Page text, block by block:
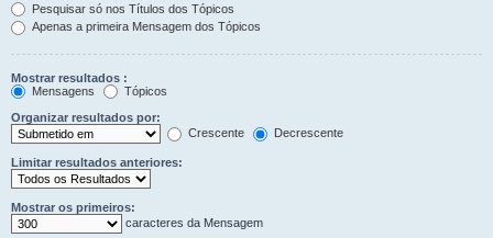
Pesquisar só nos Títulos dos Tópicos
Apenas a primeira Mensagem dos Tópicos
Mostrar resultados :
Mensagens
Tópicos
Organizar resultados por:
Crescente
Decrescente
Limitar resultados anteriores:
Mostrar os primeiros:
caracteres da Mensagem